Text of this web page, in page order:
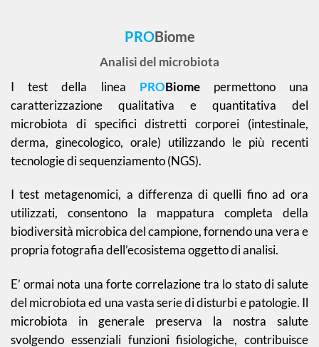
PROBiome
Analisi del microbiota
I test della linea PROBiomepermettono una
caratterizzazione qualitativa e quantitativa del
microbiota di specifici distretti corporei (intestinale,
derma, ginecologico, orale) utilizzando le più recenti
tecnologie di sequenziamento (NGS).
I test metagenomici, a differenza di quelli fino ad ora
utilizzati, consentono la mappatura completa della
biodiversità microbica del campione, fornendo una vera e
propria fotografia dell’ecosistema oggetto di analisi.
E’ ormai nota una forte correlazione tra lo stato di salute
del microbiota ed una vasta serie di disturbi e patologie. Il
microbiota in generale preserva la nostra salute
svolgendo essenziali funzioni fisiologiche, contribuisce